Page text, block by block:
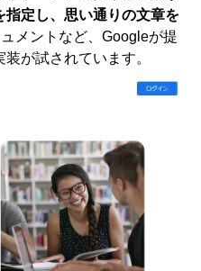
指定し、思い通りの文章を
メントなど、Googleが提
が試されています。